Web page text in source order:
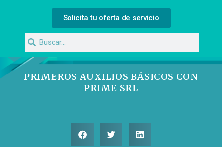
Solicita tu oferta de servicio
PRIMEROS AUXILIOS BÁSICOS CON
PRIME SRL